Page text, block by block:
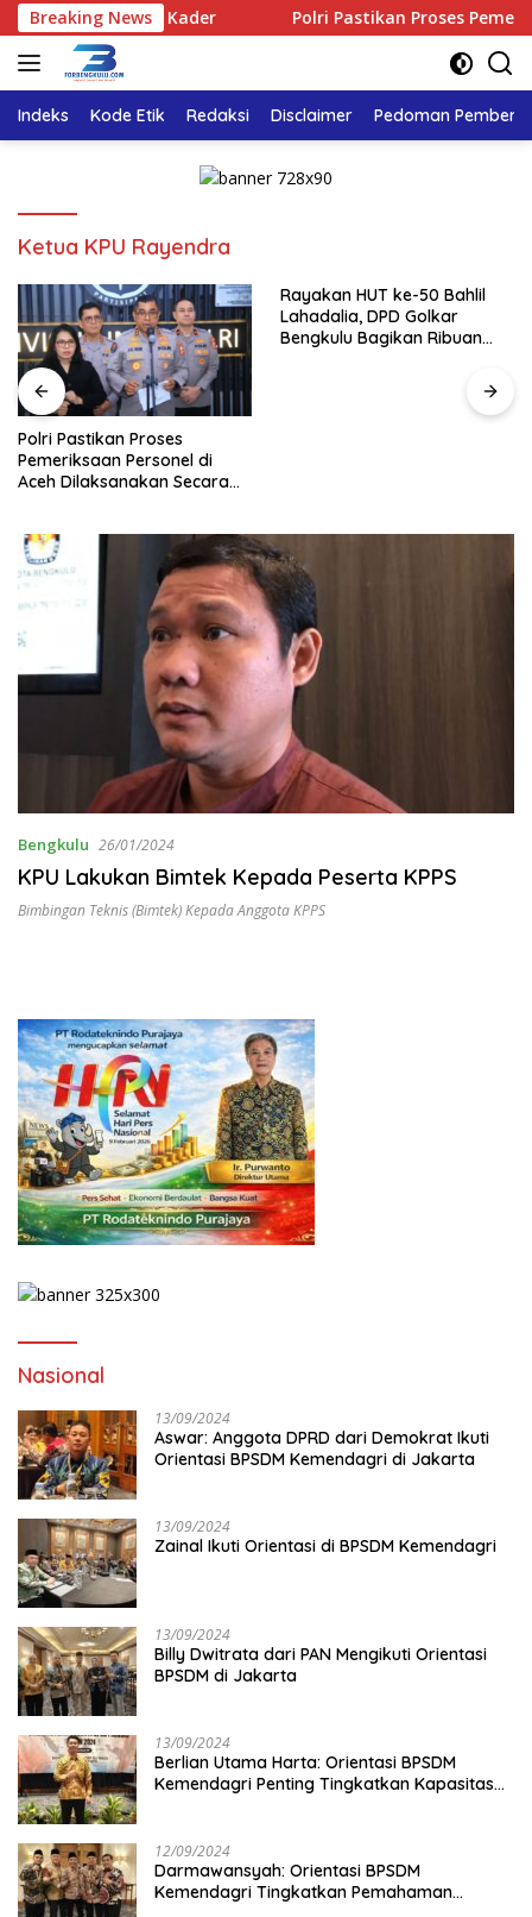
Langsung
ke
konten
Breaking News
Bersama Kader Polri Pastikan Proses
Indeks Kode Etik Redaksi Disclaimer Pedoman
Ketua KPU Rayendra
Polri Pastikan Proses
Pemeriksaan Personel di
Aceh Dilaksanakan Secara
Rayakan HUT ke-50 Bahlil
Lahadalia, DPD Golkar
Bengkulu Bagikan Ribuan
Bengkulu 26/01/2024
KPU Lakukan Bimtek Kepada Peserta KPPS
Bimbingan Teknis (Bimtek) Kepada Anggota KPPS
Nasional
13/09/2024
Aswar: Anggota DPRD dari Demokrat Ikuti
Orientasi BPSDM Kemendagri di Jakarta
13/09/2024
Zainal Ikuti Orientasi di BPSDM Kemendagri
13/09/2024
Billy Dwitrata dari PAN Mengikuti Orientasi
BPSDM di Jakarta
13/09/2024
Berlian Utama Harta: Orientasi BPSDM
Kemendagri Penting Tingkatkan Kapasitas
12/09/2024
Darmawansyah: Orientasi BPSDM
Kemendagri Tingkatkan Pemahaman